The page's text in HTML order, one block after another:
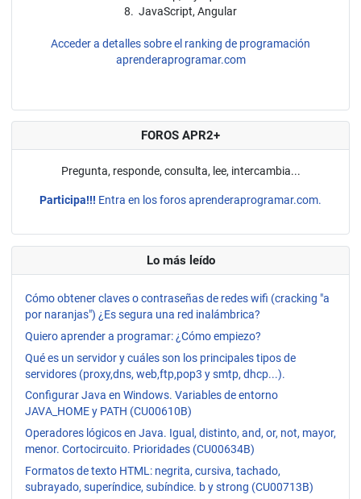
8. JavaScript, Angular
Acceder a detalles sobre el ranking de programación
aprenderaprogramar.com
FOROS APR2+
Pregunta, responde, consulta, lee, intercambia...
Participa!!! Entra en los foros aprenderaprogramar.com.
Lo más leído
Cómo obtener claves o contraseñas de redes wifi (cracking "a
por naranjas") ¿Es segura una red inalámbrica?
Quiero aprender a programar: ¿Cómo empiezo?
Qué es un servidor y cuáles son los principales tipos de
servidores (proxy,dns, web,ftp,pop3 y smtp, dhcp...).
Configurar Java en Windows. Variables de entorno
JAVA_HOME y PATH (CU00610B)
Operadores lógicos en Java. Igual, distinto, and, or, not, mayor,
menor. Cortocircuito. Prioridades (CU00634B)
Formatos de texto HTML: negrita, cursiva, tachado,
subrayado, superíndice, subíndice. b y strong (CU00713B)